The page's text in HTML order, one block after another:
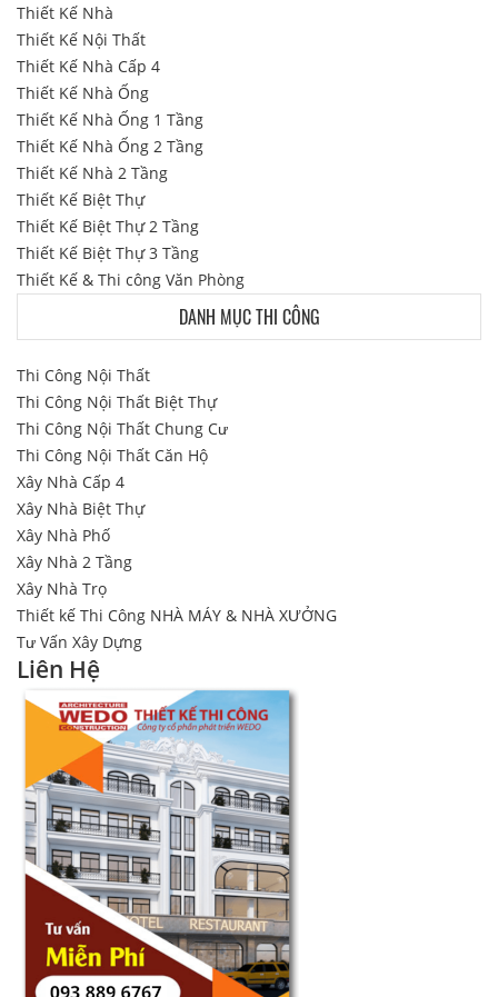
Thiết Kế Nhà
Thiết Kế Nội Thất
Thiết Kế Nhà Cấp 4
Thiết Kế Nhà Ống
Thiết Kế Nhà Ống 1 Tầng
Thiết Kế Nhà Ống 2 Tầng
Thiết Kế Nhà 2 Tầng
Thiết Kế Biệt Thự
Thiết Kế Biệt Thự 2 Tầng
Thiết Kế Biệt Thự 3 Tầng
Thiết Kế & Thi công Văn Phòng
DANH MỤC THI CÔNG
Thi Công Nội Thất
Thi Công Nội Thất Biệt Thự
Thi Công Nội Thất Chung Cư
Thi Công Nội Thất Căn Hộ
Xây Nhà Cấp 4
Xây Nhà Biệt Thự
Xây Nhà Phố
Xây Nhà 2 Tầng
Xây Nhà Trọ
Thiết kế Thi Công NHÀ MÁY & NHÀ XƯỞNG
Tư Vấn Xây Dựng
Liên Hệ